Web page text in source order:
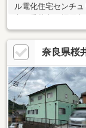
ル電化住宅センチ
有を行っている当
宇陀市・吉野郡・
て、お客様に最新
せ下さいませ。ま
かけて自分に合っ
ょう！◆お問合せお
奈良県桜